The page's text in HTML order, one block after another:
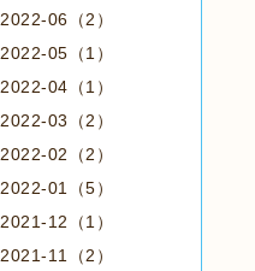
2022-06（2）
2022-05（1）
2022-04（1）
2022-03（2）
2022-02（2）
2022-01（5）
2021-12（1）
2021-11（2）